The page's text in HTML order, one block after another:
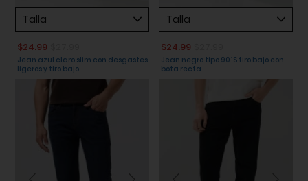
Talla
$24.99
Jean azul claro slim con desgastes
ligeros y tiro bajo
Talla
$24.99
Jean negro tipo 90´S tiro bajo con
bota recta